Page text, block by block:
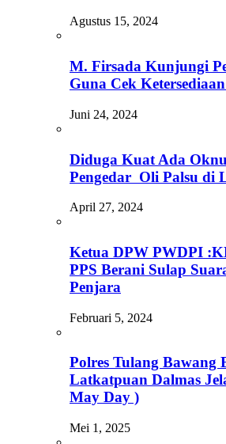
Agustus 15, 2024
M. Firsada Kunjungi
Guna Cek
Juni 24, 2024
Diduga Kuat Ada
Pengedar Oli Palsu di
April 27, 2024
Ketua DPW PWDPI
PPS Berani Sulap
Penjara
Februari 5, 2024
Polres Tulang Bawang
Latkatpuan Dalmas
May Day )
Mei 1, 2025